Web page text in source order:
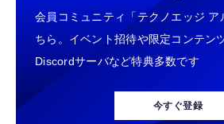
会員コミュニティ「テクノエッジ ア
ちら。イベント招待や限定コンテン
Discordサーバなど特典多数です
今すぐ登録